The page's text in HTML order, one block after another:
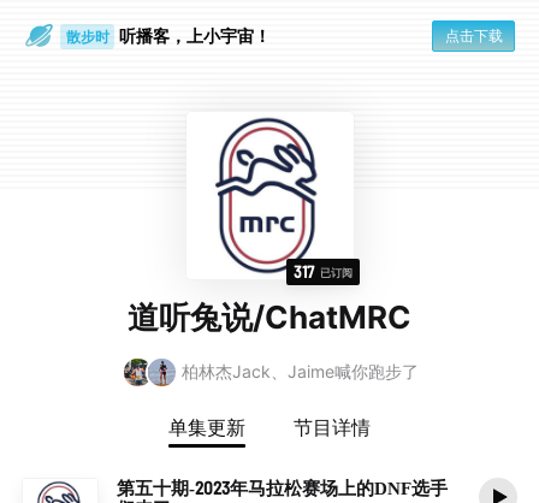
散步时 听播客，上小宇宙！ 点击下载
317 已订阅
道听兔说/ChatMRC
柏林杰Jack、Jaime喊你跑步了
单集更新 节目详情
第五十期-2023年马拉松赛场上的DNF选手